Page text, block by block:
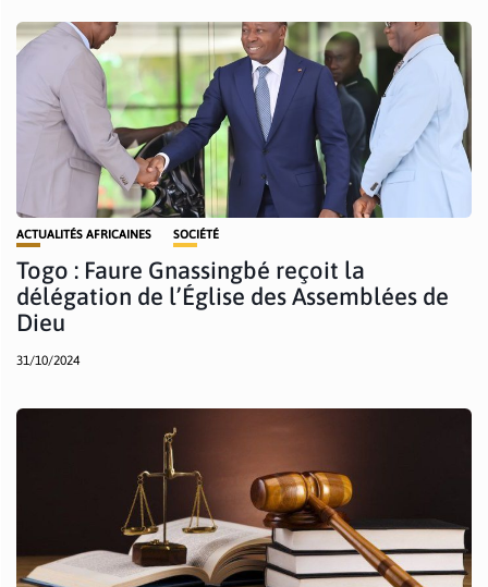
ACTUALITÉS AFRICAINES SOCIÉTÉ
Togo : Faure Gnassingbé reçoit la
délégation de l’Église des Assemblées de
Dieu
31/10/2024